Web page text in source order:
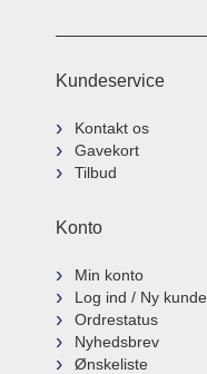
Kundeservice
Kontakt os
Gavekort
Tilbud
Konto
Min konto
Log ind / Ny kunde
Ordrestatus
Nyhedsbrev
Ønskeliste